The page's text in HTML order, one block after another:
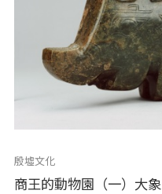
殷墟文化
商王的動物園（一）大象